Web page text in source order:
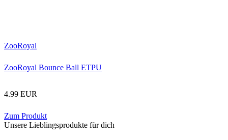
ZooRoyal
ZooRoyal Bounce Ball ETPU
4.99 EUR
Zum Produkt
Unsere Lieblingsprodukte für dich